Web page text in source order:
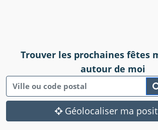
Trouver les prochaines fêtes
autour de moi
Géolocaliser ma